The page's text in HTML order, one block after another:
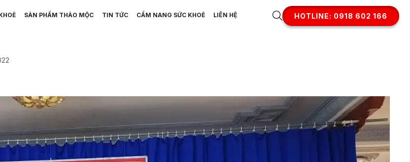
SẢN PHẨM THẢO MỘC TIN TỨC CẨM NANG SỨC KHOẺ LIÊN HỆ HOTLINE: 0918 602 166